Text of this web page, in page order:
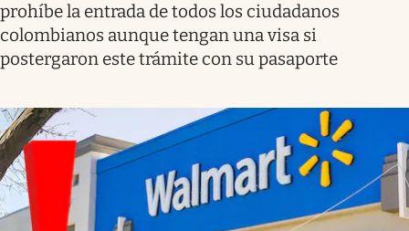
prohíbe la entrada de todos los ciudadanos
colombianos aunque tengan una visa si
postergaron este trámite con su pasaporte